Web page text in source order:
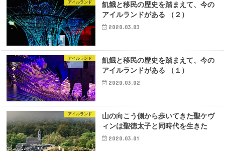
アイルランド
飢餓と移民の歴史を踏まえて、今の
アイルランドがある （２）
2020.03.03
アイルランド
飢餓と移民の歴史を踏まえて、今の
アイルランドがある （１）
2020.03.02
アイルランド
山の向こう側から歩いてきた聖ケヴ
ィンは聖徳太子と同時代を生きた
2020.03.01